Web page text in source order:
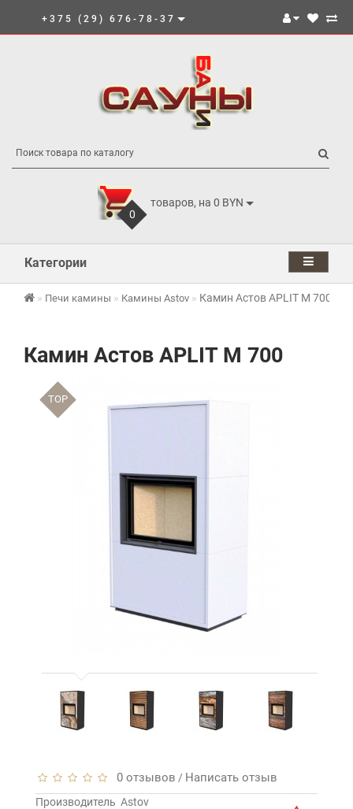
+375 (29) 676-78-37
0
товаров, на 0 BYN
Категории
Печи камины Камины Astov Камин Астов APLIT М 700
Камин Астов APLIT М 700
TOP
0 отзывов / Написать отзыв
Производитель Astov